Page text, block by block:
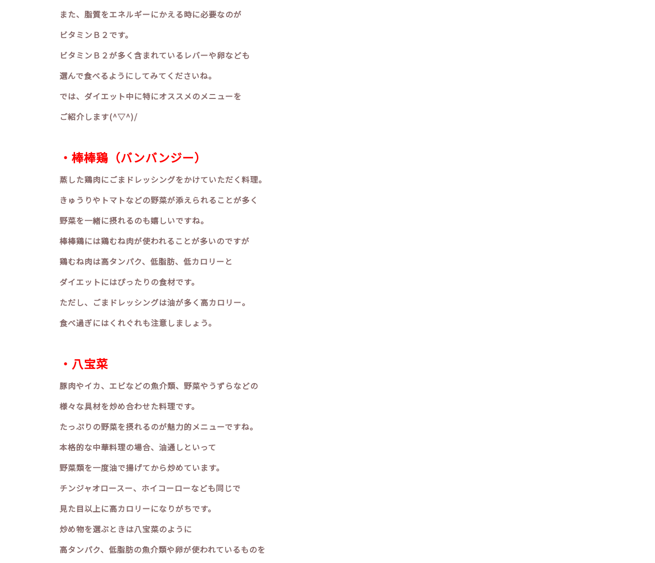
また、脂質をエネルギーにかえる時に必要なのが
ビタミンＢ２です。
ビタミンＢ２が多く含まれているレバーや卵なども
選んで食べるようにしてみてくださいね。
では、ダイエット中に特にオススメのメニューを
ご紹介します(^▽^)/
・棒棒鶏（バンバンジー）
蒸した鶏肉にごまドレッシングをかけていただく料理。
きゅうりやトマトなどの野菜が添えられることが多く
野菜を一緒に摂れるのも嬉しいですね。
棒棒鶏には鶏むね肉が使われることが多いのですが
鶏むね肉は高タンパク、低脂肪、低カロリーと
ダイエットにはぴったりの食材です。
ただし、ごまドレッシングは油が多く高カロリー。
食べ過ぎにはくれぐれも注意しましょう。
・八宝菜
豚肉やイカ、エビなどの魚介類、野菜やうずらなどの
様々な具材を炒め合わせた料理です。
たっぷりの野菜を摂れるのが魅力的メニューですね。
本格的な中華料理の場合、油通しといって
野菜類を一度油で揚げてから炒めています。
チンジャオロースー、ホイコーローなども同じで
見た目以上に高カロリーになりがちです。
炒め物を選ぶときは八宝菜のように
高タンパク、低脂肪の魚介類や卵が使われているものを